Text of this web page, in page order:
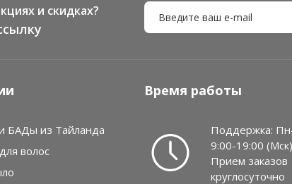
и скидках?
БАДы из Тайланда
волос
Время работы
Поддержка:
9:00-19:00 (Мск)
Прием заказов
круглосуточно